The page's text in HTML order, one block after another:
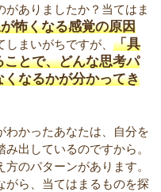
がありましたか？当てはま
怖くなる感覚の原因
しまいがちですが、「具
とで、どんな思考パ
なるかが分かってき
わかったあなたは、自分を
出しているのですから。
のパターンがあります。
がら、当てはまるものを探